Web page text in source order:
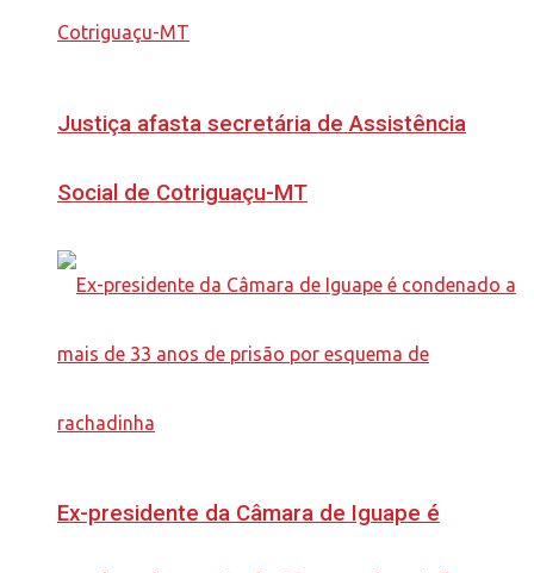
Justiça afasta secretária de Assistência
Social de Cotriguaçu-MT
Ex-presidente da Câmara de Iguape é